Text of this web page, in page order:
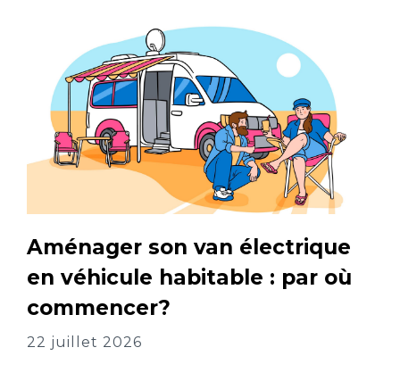
Aménager son van électrique
en véhicule habitable : par où
commencer?
22 juillet 2026